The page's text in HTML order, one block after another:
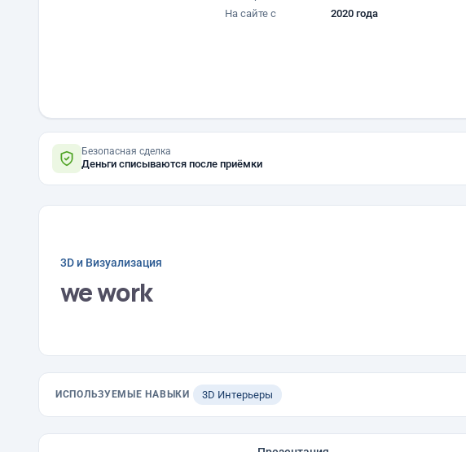
На сайте с
2020 года
Безопасная сделка
Деньги списываются после приёмки
3D и Визуализация
we work
ИСПОЛЬЗУЕМЫЕ НАВЫКИ 3D Интерьеры